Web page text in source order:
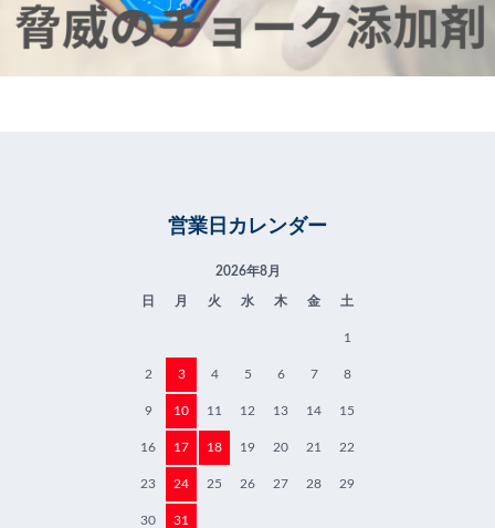
営業日カレンダー
2026年8月
日 月 火 水 木 金 土
1
2 3 4 5 6 7 8
9 10 11 12 13 14 15
16 17 18 19 20 21 22
23 24 25 26 27 28 29
30 31